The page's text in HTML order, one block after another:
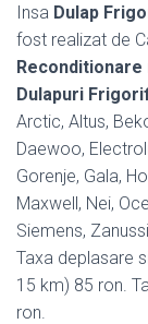
Insa Dulap
fost realizat de
Reconditionare
Dulapuri
Arctic, Altus,
Daewoo,
Gorenje, Gala,
Maxwell, Nei,
Siemens,
Taxa deplasare
15 km) 85 ron.
ron.